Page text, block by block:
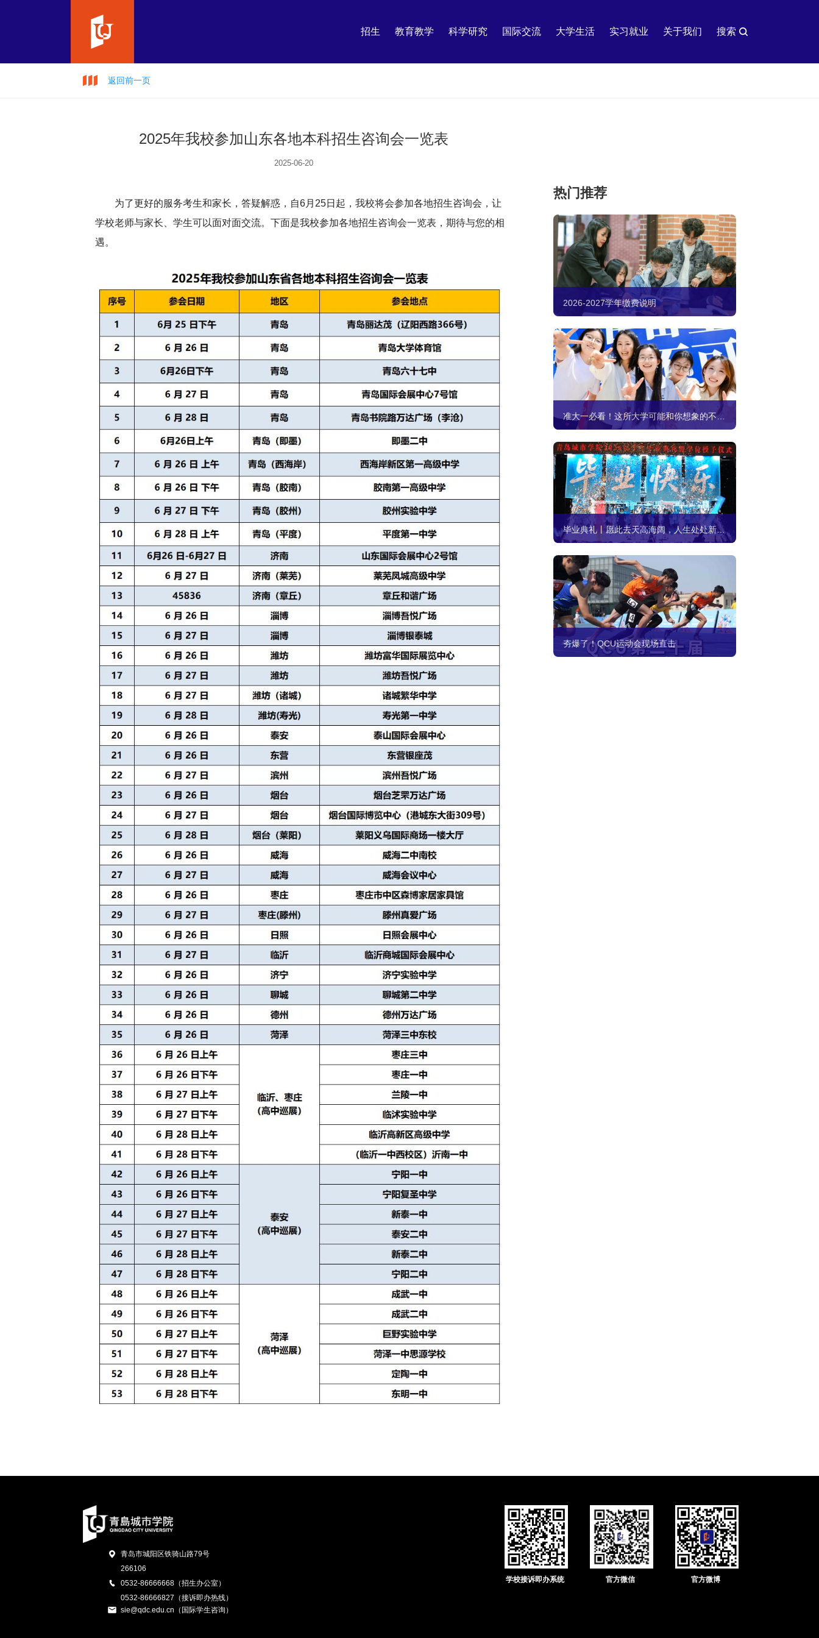
招生 教育教学 科学研究 国际交流 大学生活 实习就业 关于我们 搜索
返回前一页
2025年我校参加山东各地本科招生咨询会一览表
2025-06-20
为了更好的服务考生和家长，答疑解惑，自6月25日起，我校将会参加各地招生咨询会，让
学校老师与家长、学生可以面对面交流。下面是我校参加各地招生咨询会一览表，期待与您的相
遇。
2026-2027学年缴费说明
准大一必看！这所大学可能和你想象的不一样
毕业典礼丨愿此去天高海阔，人生处处新开始
夯爆了！QCU运动会现场直击
青岛市城阳区铁骑山路79号
266106
0532-86666668（招生办公室）
0532-86666827（接诉即办热线）
sie@qdc.edu.cn（国际学生咨询）
学校接诉即办系统 官方微信 官方微博